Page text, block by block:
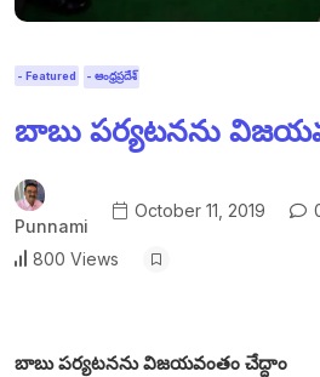
- Featured - ఆంధ్రప్రదేశ్
బాబు పర్యటనను
Punnami
October 11, 2019
800 Views
బాబు పర్యటనను విజయవంతం చేద్దాం